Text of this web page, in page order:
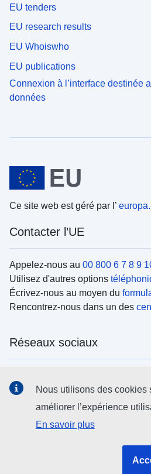
EU tenders
EU research results
EU Whoiswho
EU publications
Connexion à l’interface destinée
données
Ce site web est géré par l’
Contacter l’UE
Appelez-nous au 00 800 6 7 8 9
Utilisez d'autres options
Écrivez-nous au moyen du
Rencontrez-nous dans un des
Réseaux sociaux
Institutions et organes de
Nous utilisons des cookies
améliorer l’expérience
En savoir plus